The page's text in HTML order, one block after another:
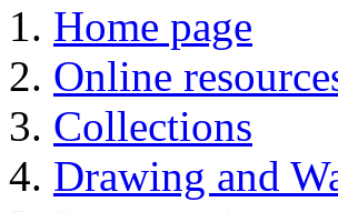
Home page
Online
Collections
Drawing and